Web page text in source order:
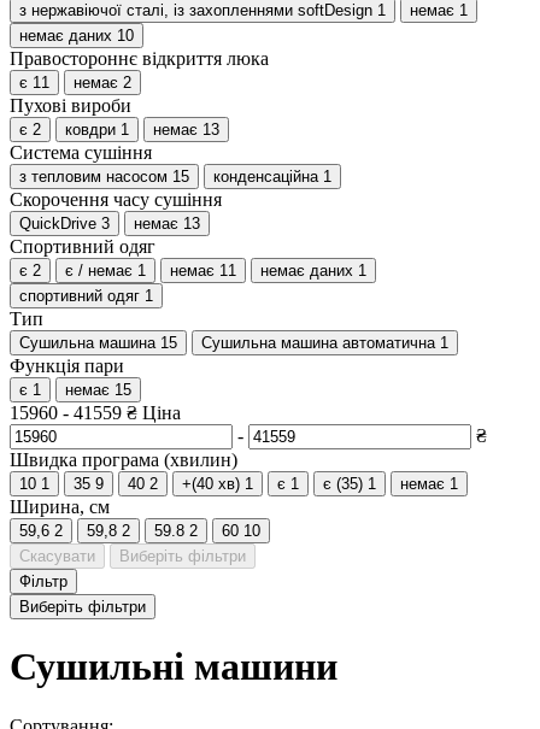
з нержавіючої сталі, із захопленнями softDesign 1 немає 1
немає даних 10
Правостороннє відкриття люка
є 11 немає 2
Пухові вироби
є 2 ковдри 1 немає 13
Система сушіння
з тепловим насосом 15 конденсаційна 1
Скорочення часу сушіння
QuickDrive 3 немає 13
Спортивний одяг
є 2 є / немає 1 немає 11 немає даних 1
спортивний одяг 1
Тип
Сушильна машина 15 Сушильна машина автоматична 1
Функція пари
є 1 немає 15
15960 - 41559 ₴ Ціна
-
₴
Швидка програма (хвилин)
10 1 35 9 40 2 +(40 хв) 1 є 1 є (35) 1 немає 1
Ширина, см
59,6 2 59,8 2 59.8 2 60 10
Скасувати
Виберіть фільтри
Фільтр
Виберіть фільтри
Сушильні машини